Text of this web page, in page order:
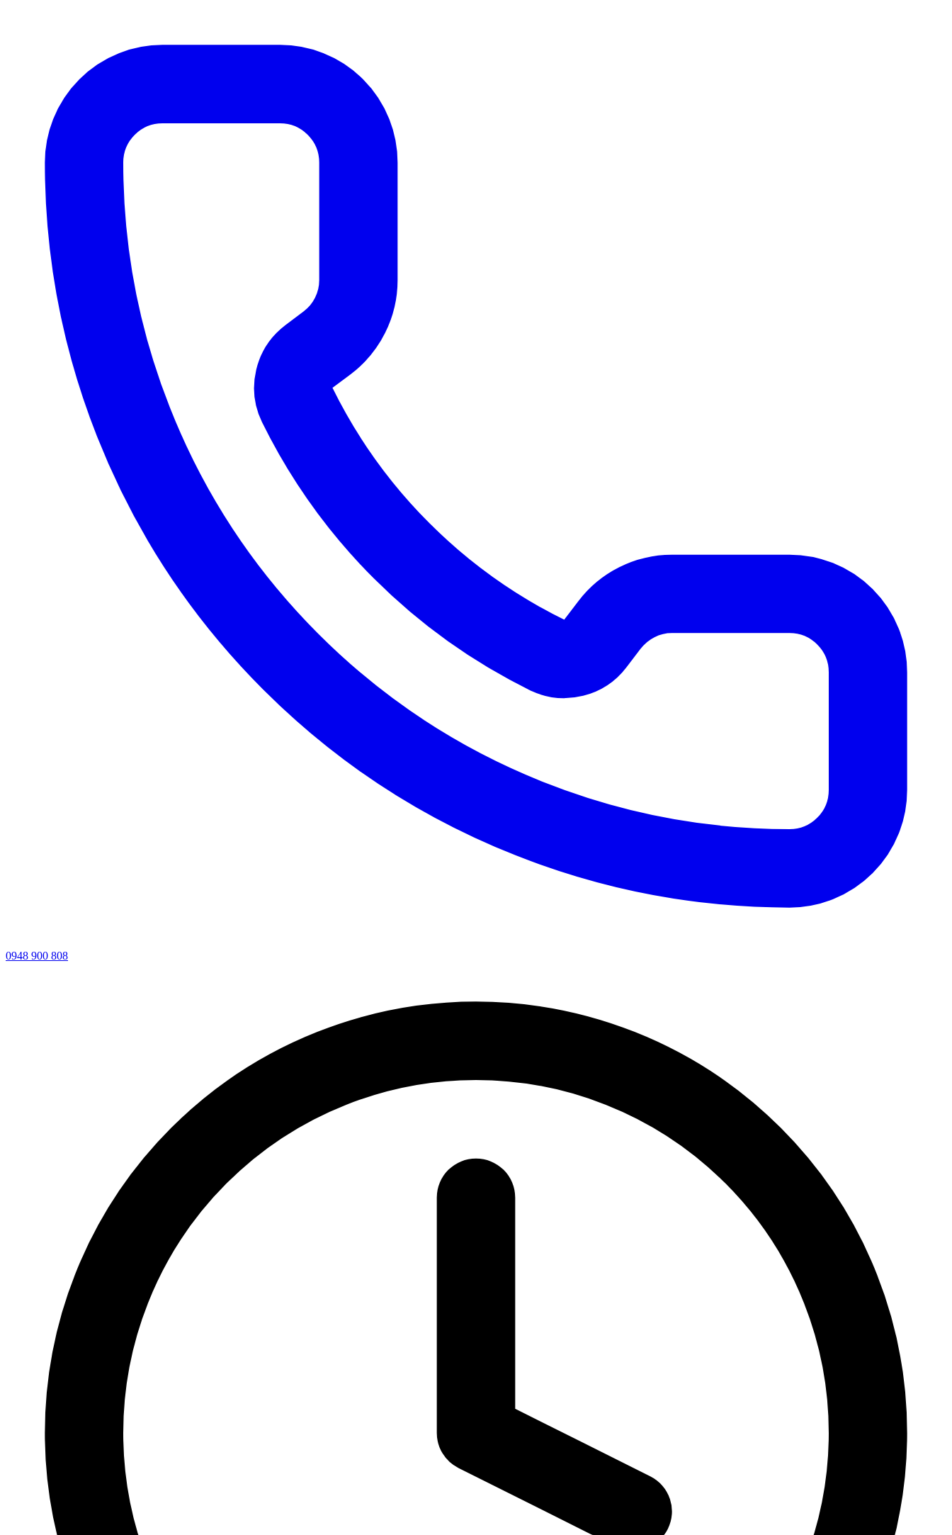
0948 900 808